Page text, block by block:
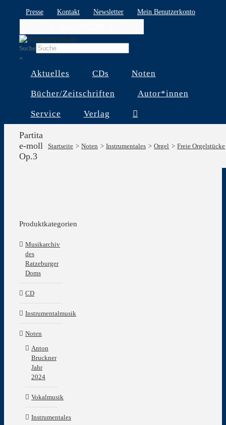
Presse Kontakt Newsletter
Mein Benutzerkonto
Suche
×
Aktuelles CDs Noten
Bücher/Zeitschriften Autor*innen
Service Verlag
Partita
e-moll
Op.3
Startseite Noten Instrumentales Orgel Freie Orgelstücke
Produktkategorien
Musikarchiv
des
Ratzeburger
Doms
CD
Instrumentalmusik
Noten
Anton
Bruckner
Jahr
2024
Vokalmusik
Instrumentales